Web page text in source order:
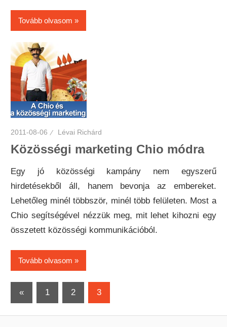
Tovább olvasom
2011-08-06 Lévai Richárd
Közösségi marketing Chio módra
Egy jó közösségi kampány nem egyszerű
hirdetésekből áll, hanem bevonja az embereket.
Lehetőleg minél többször, minél több felületen. Most a
Chio segítségével nézzük meg, mit lehet kihozni egy
összetett közösségi kommunikációból.
Tovább olvasom
Bejegyzések
«Previous
1 2 3